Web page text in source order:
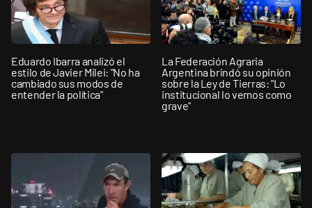
Eduardo Ibarra analizó el
estilo de Javier Milei: "No ha
cambiado sus modos de
entender la política"
La Federación Agraria
Argentina brindó su opinión
sobre la Ley de Tierras: "Lo
institucional lo vemos como
grave"